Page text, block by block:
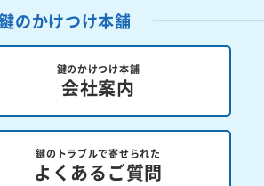
のかけつけ本舗
鍵のかけつけ本舗
会社案内
鍵のトラブルで寄せられた
よくあるご質問